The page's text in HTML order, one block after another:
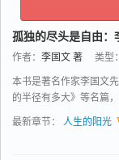
孤独的尽头是自由：
作者： 李国文 著 类型：
本书是著名作家李国文
的半径有多大》等名篇
最新章节： 人生的阳光